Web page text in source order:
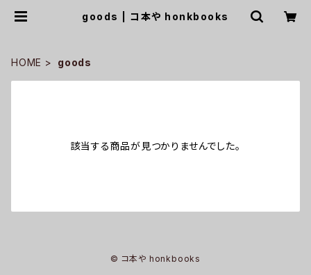
goods | コ本や honkbooks
HOME goods
該当する商品が見つかりませんでした。
© コ本や honkbooks